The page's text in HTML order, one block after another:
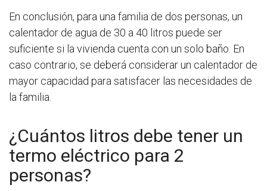
En conclusión, para una familia de dos personas, un
calentador de agua de 30 a 40 litros puede ser
suficiente si la vivienda cuenta con un solo baño. En
caso contrario, se deberá considerar un calentador de
mayor capacidad para satisfacer las necesidades de
la familia.
¿Cuántos litros debe tener un
termo eléctrico para 2
personas?